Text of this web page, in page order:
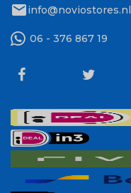
mailinfo@noviostores.nl
06 - 376 867 19